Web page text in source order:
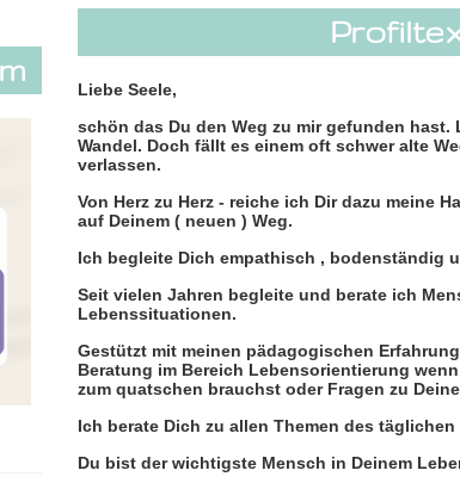
Liebe Seele,
schön das Du den Weg zu mir gefunden hast.
Wandel. Doch fällt es einem oft schwer alte
verlassen.
Von Herz zu Herz - reiche ich Dir dazu meine
auf Deinem ( neuen ) Weg.
Ich begleite Dich empathisch , bodenständig
Seit vielen Jahren begleite und berate ich
Lebenssituationen.
Gestützt mit meinen pädagogischen
Beratung im Bereich Lebensorientierung
zum quatschen brauchst oder Fragen zu
Ich berate Dich zu allen Themen des
Du bist der wichtigste Mensch in Deinem